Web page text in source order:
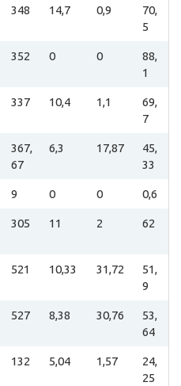
348 14,7 0,9
70,
5
352 0 0
88,
1
337 10,4 1,1
69,
7
367,
67
6,3 17,87
45,
33
9 0 0 0,6
305 11 2 62
521 10,33 31,72
51,
9
527 8,38 30,76
53,
64
132 5,04 1,57
24,
25